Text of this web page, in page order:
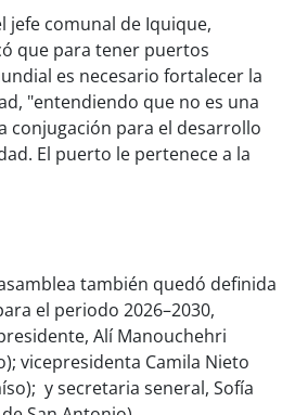
jefe comunal de Iquique,
que para tener puertos
es necesario fortalecer la
"entendiendo que no es una
conjugación para el desarrollo
El puerto le pertenece a la
también quedó definida
el periodo 2026–2030,
Alí Manouchehri
vicepresidenta Camila Nieto
y secretaria seneral, Sofía